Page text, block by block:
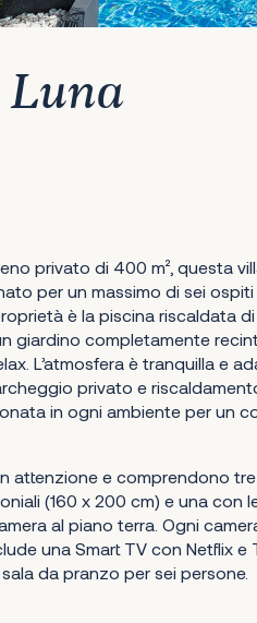
privato di 400 m², questa
per un massimo di sei ospiti
è la piscina riscaldata di
giardino completamente
L’atmosfera è tranquilla e
privato e
in ogni ambiente per un
attenzione e comprendono
(160 x 200 cm) e una con
al piano terra. Ogni
una Smart TV con Netflix e
da pranzo per sei persone.